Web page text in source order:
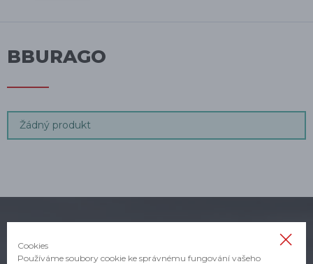
BBURAGO
Žádný produkt
VŠE O ZBOŽÍ
Cookies
Používáme soubory cookie ke správnému fungování vašeho